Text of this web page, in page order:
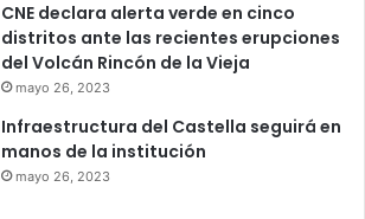
CNE declara alerta verde en cinco
distritos ante las recientes erupciones
del Volcán Rincón de la Vieja
mayo 26, 2023
Infraestructura del Castella seguirá en
manos de la institución
mayo 26, 2023